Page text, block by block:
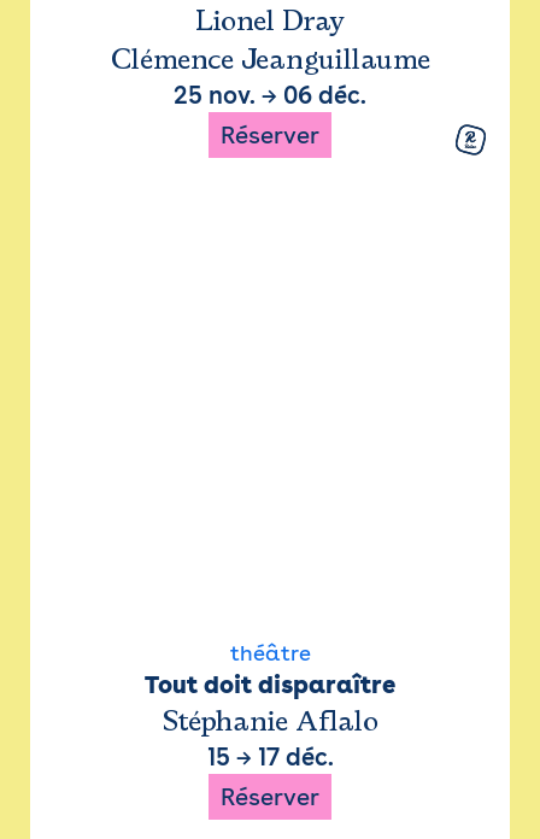
Lionel Dray
Clémence Jeanguillaume
25 nov. → 06 déc.
Réserver
théâtre
Tout doit disparaître
Stéphanie Aflalo
15 → 17 déc.
Réserver